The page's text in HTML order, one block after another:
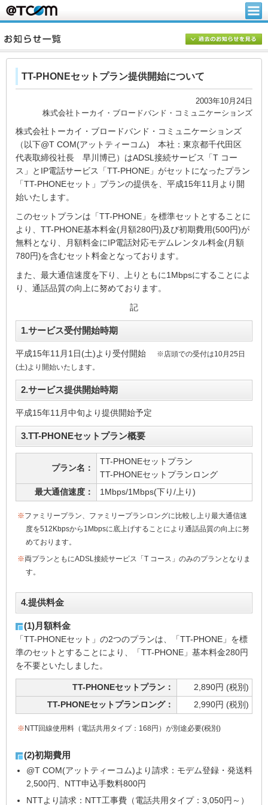
TT-PHONEセットプラン提供開始について
2003年10月24日
株式会社トーカイ・ブロードバンド・コミュニケーションズ
株式会社トーカイ・ブロードバンド・コミュニケーションズ
（以下@T COM(アットティーコム) 本社：東京都千代田区
代表取締役社長 早川博已）はADSL接続サービス「T コー
ス」とIP電話サービス「TT-PHONE」がセットになったプラン
「TT-PHONEセット」プランの提供を、平成15年11月より開
始いたします。
このセットプランは「TT-PHONE」を標準セットとすることに
より、TT-PHONE基本料金(月額280円)及び初期費用(500円)が
無料となり、月額料金にIP電話対応モデムレンタル料金(月額
780円)を含むセット料金となっております。
また、最大通信速度を下り、上りともに1Mbpsにすることによ
り、通話品質の向上に努めております。
記
1.サービス受付開始時期
平成15年11月1日(土)より受付開始
※店頭での受付は10月25日
(土)より開始いたします。
2.サービス提供開始時期
平成15年11月中旬より提供開始予定
3.TT-PHONEセットプラン概要
プラン名：
TT-PHONEセットプラン
TT-PHONEセットプランロング
最大通信速度：
1Mbps/1Mbps(下り/上り)
※ファミリープラン、ファミリープランロングに比較し上り最大通信速
度を512Kbpsから1Mbpsに底上げすることにより通話品質の向上に努
めております。
※両プランともにADSL接続サービス「T コース」のみのプランとなりま
す。
4.提供料金
(1)月額料金
「TT-PHONEセット」の2つのプランは、「TT-PHONE」を標
準のセットとすることにより、「TT-PHONE」基本料金280円
を不要といたしました。
TT-PHONEセットプラン：
2,890円 (税別)
TT-PHONEセットプランロング：
2,990円 (税別)
※ NTT回線使用料（電話共用タイプ：168円）が別途必要(税別)
(2)初期費用
@T COM(アットティーコム)より請求：モデム登録・発送料
2,500円、NTT申込手数料800円
NTTより請求：NTT工事費（電話共用タイプ：3,050円～）